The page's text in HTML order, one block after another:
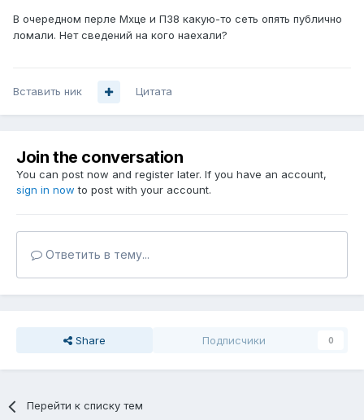
В очередном перле Мхце и П38 какую-то сеть опять публично
ломали. Нет сведений на кого наехали?
Вставить ник Цитата
Join the conversation
You can post now and register later. If you have an account,
sign in now to post with your account.
Ответить в тему...
Share Подписчики 0
Перейти к списку тем